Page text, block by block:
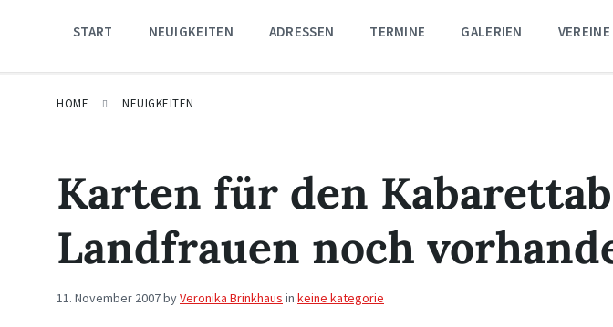
START NEUIGKEITEN ADRESSEN TERMINE GALERIEN VEREINE
HOME NEUIGKEITEN
Karten für den
Landfrauen noch
11. November 2007byVeronika Brinkhaus in keine kategorie